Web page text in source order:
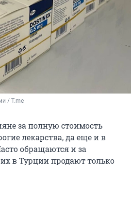
/ T.me
за полную стоимость
лекарства, да еще и в
обращаются и за
в Турции продают только